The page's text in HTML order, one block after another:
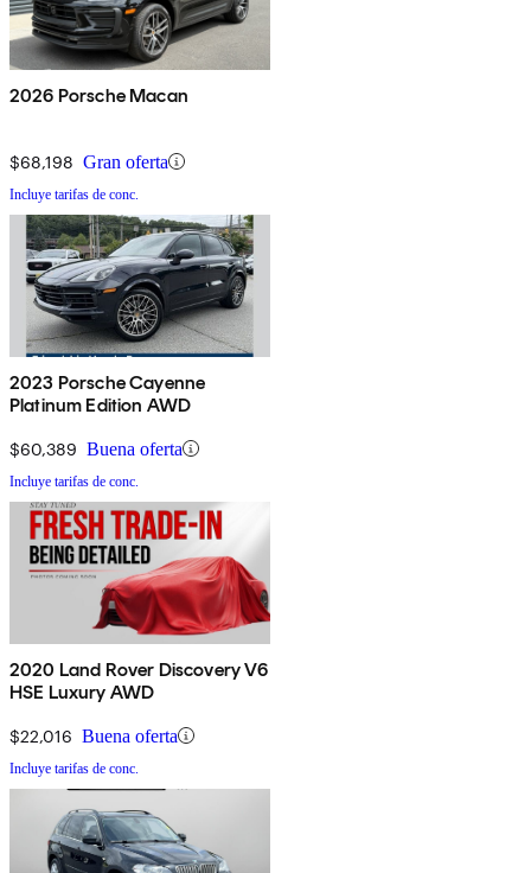
2026 Porsche Macan
$68,198 Gran oferta
Incluye tarifas de conc.
2023 Porsche Cayenne
Platinum Edition AWD
$60,389 Buena oferta
Incluye tarifas de conc.
2020 Land Rover Discovery V6
HSE Luxury AWD
$22,016 Buena oferta
Incluye tarifas de conc.